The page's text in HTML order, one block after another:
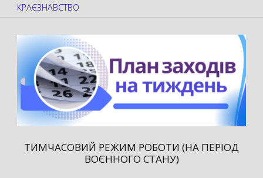
КРАЄЗНАВСТВО
ТИМЧАСОВИЙ РЕЖИМ РОБОТИ (НА ПЕРІОД
ВОЄННОГО СТАНУ)